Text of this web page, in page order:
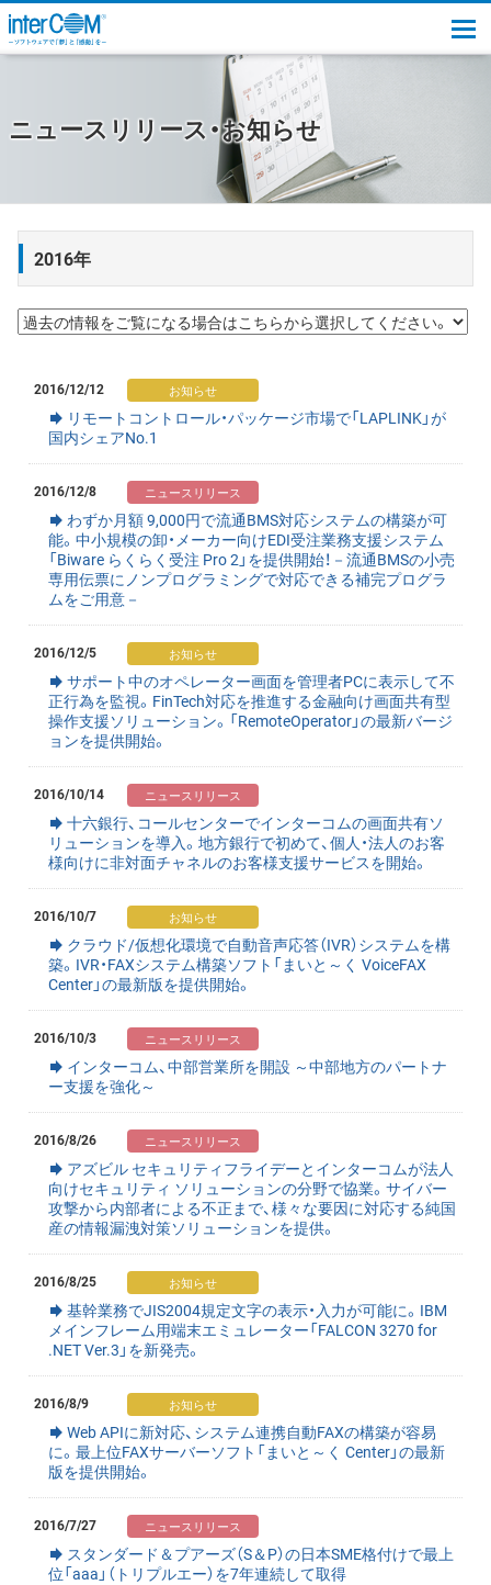
ニュースリリース・お知らせ
2016年
2016/12/12
リモートコントロール・パッケージ市場で「LAPLINK」が
国内シェアNo.1
2016/12/8
わずか月額 9,000円で流通BMS対応システムの構築が可
能。中小規模の卸・メーカー向けEDI受注業務支援システム
「Biware らくらく受注 Pro 2」を提供開始！－流通BMSの小売
専用伝票にノンプログラミングで対応できる補完プログラ
ムをご用意－
2016/12/5
サポート中のオペレーター画面を管理者PCに表示して不
正行為を監視。FinTech対応を推進する金融向け画面共有型
操作支援ソリューション。「RemoteOperator」の最新バージ
ョンを提供開始。
2016/10/14
十六銀行、コールセンターでインターコムの画面共有ソ
リューションを導入。地方銀行で初めて、個人・法人のお客
様向けに非対面チャネルのお客様支援サービスを開始。
2016/10/7
クラウド/仮想化環境で自動音声応答（IVR）システムを構
築。IVR・FAXシステム構築ソフト「まいと～く VoiceFAX
Center」の最新版を提供開始。
2016/10/3
インターコム、中部営業所を開設 ～中部地方のパートナ
ー支援を強化～
2016/8/26
アズビル セキュリティフライデーとインターコムが法人
向けセキュリティ ソリューションの分野で協業。サイバー
攻撃から内部者による不正まで、様々な要因に対応する純国
産の情報漏洩対策ソリューションを提供。
2016/8/25
基幹業務でJIS2004規定文字の表示・入力が可能に。IBM
メインフレーム用端末エミュレーター「FALCON 3270 for
.NET Ver.3」を新発売。
2016/8/9
Web APIに新対応、システム連携自動FAXの構築が容易
に。最上位FAXサーバーソフト「まいと～く Center」の最新
版を提供開始。
2016/7/27
スタンダード＆プアーズ（S＆P）の日本SME格付けで最上
位「aaa」（トリプルエー）を7年連続して取得